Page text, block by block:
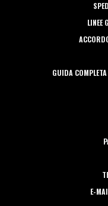
LINEE
GUIDA
E-